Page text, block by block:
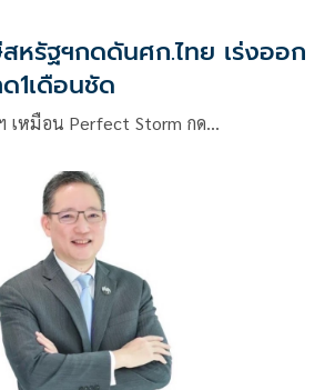
หรัฐฯกดดันศก.ไทย เร่งออก
1เดือนชัด
เหมือน Perfect Storm กด…